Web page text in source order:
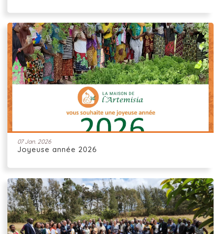
07 Jan. 2026
Joyeuse année 2026